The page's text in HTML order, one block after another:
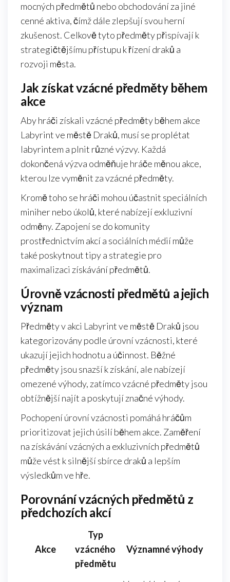
mocných předmětů nebo obchodování za jiné
cenné aktiva, čímž dále zlepšují svou herní
zkušenost. Celkově tyto předměty přispívají k
strategičtějšímu přístupu k řízení draků a
rozvoji města.
Jak získat vzácné předměty během
akce
Aby hráči získali vzácné předměty během akce
Labyrint ve městě Draků, musí se proplétat
labyrintem a plnit různé výzvy. Každá
dokončená výzva odměňuje hráče měnou akce,
kterou lze vyměnit za vzácné předměty.
Kromě toho se hráči mohou účastnit speciálních
miniher nebo úkolů, které nabízejí exkluzivní
odměny. Zapojení se do komunity
prostřednictvím akcí a sociálních médií může
také poskytnout tipy a strategie pro
maximalizaci získávání předmětů.
Úrovně vzácnosti předmětů a jejich
význam
Předměty v akci Labyrint ve městě Draků jsou
kategorizovány podle úrovní vzácnosti, které
ukazují jejich hodnotu a účinnost. Běžné
předměty jsou snazší k získání, ale nabízejí
omezené výhody, zatímco vzácné předměty jsou
obtížnější najít a poskytují značné výhody.
Pochopení úrovní vzácnosti pomáhá hráčům
prioritizovat jejich úsilí během akce. Zaměření
na získávání vzácných a exkluzivních předmětů
může vést k silnější sbírce draků a lepším
výsledkům ve hře.
Porovnání vzácných předmětů z
předchozích akcí
Akce
Typ
vzácného
předmětu
Významné výhody